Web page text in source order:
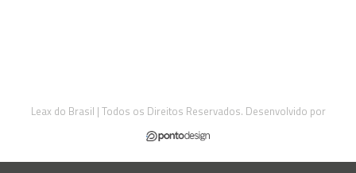
Leax do Brasil | Todos os Direitos Reservados. Desenvolvido por